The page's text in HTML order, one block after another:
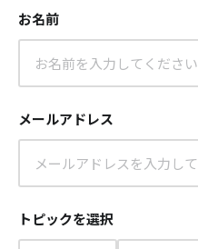
お名前
メールアドレス
トピックを選択